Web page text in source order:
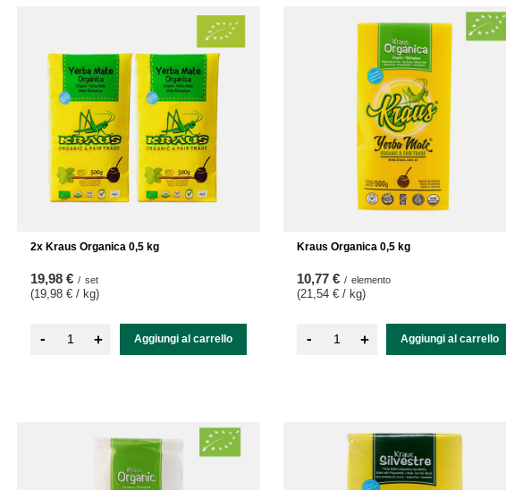
2x Kraus Organica 0,5 kg
19,98 € / set
(19,98 € / kg)
- + Aggiungi al carrello
Kraus Organica 0,5 kg
10,77 € / elemento
(21,54 € / kg)
- + Aggiungi al carrello